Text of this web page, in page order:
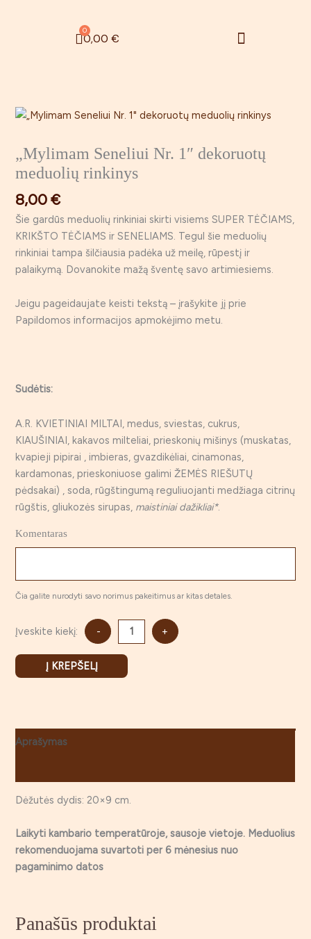
0,00 €
0
Cart Menu
„Mylimam Seneliui Nr. 1″ dekoruotų
meduolių rinkinys
8,00€
Šie gardūs meduolių rinkiniai skirti visiems SUPER TĖČIAMS,
KRIKŠTO TĖČIAMS ir SENELIAMS. Tegul šie meduolių
rinkiniai tampa šilčiausia padėka už meilę, rūpestį ir
palaikymą. Dovanokite mažą šventę savo artimiesiems.
Jeigu pageidaujate keisti tekstą – įrašykite jį prie
Papildomos informacijos apmokėjimo metu.
Sudėtis:
A.R. KVIETINIAI MILTAI, medus, sviestas, cukrus,
KIAUŠINIAI, kakavos milteliai, prieskonių mišinys (muskatas,
kvapieji pipirai , imbieras, gvazdikėliai, cinamonas,
kardamonas, prieskoniuose galimi ŽEMĖS RIEŠUTŲ
pėdsakai) , soda, rūgštingumą reguliuojanti medžiaga citrinų
rūgštis, gliukozės sirupas, maistiniai dažikliai*.
Komentaras
Čia galite nurodyti savo norimus pakeitimus ar kitas detales.
-
Įveskite kiekį:
produkto
„Mylimam
Seneliui
Nr.
1"
dekoruotų
meduolių
rinkinys
+
Į KREPŠELĮ
Aprašymas
Dėžutės dydis: 20×9 cm.
Laikyti kambario temperatūroje, sausoje vietoje. Meduolius
rekomenduojama suvartoti per 6 mėnesius nuo
pagaminimo datos
Panašūs produktai